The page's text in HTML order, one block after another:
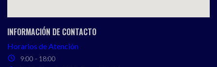
INFORMACIÓN DE CONTACTO
Horarios de Atención
9:00 - 18:00